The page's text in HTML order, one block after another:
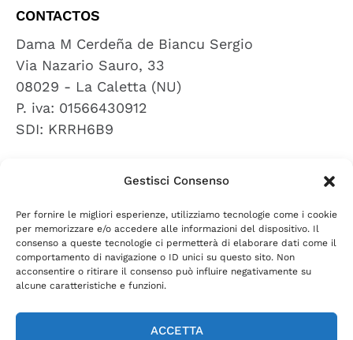
Gestisci Consenso
Per fornire le migliori esperienze, utilizziamo tecnologie come i cookie
per memorizzare e/o accedere alle informazioni del dispositivo. Il
consenso a queste tecnologie ci permetterà di elaborare dati come il
comportamento di navigazione o ID unici su questo sito. Non
acconsentire o ritirare il consenso può influire negativamente su
alcune caratteristiche e funzioni.
ACCETTA
CONTACTOS
Dama M Cerdeña de Biancu Sergio
Via Nazario Sauro, 33
08029 - La Caletta (NU)
P. iva: 01566430912
SDI: KRRH6B9
dejar una opinión
PRIVACY POLICY | COOKIE POLICY| TÉRMINOS Y